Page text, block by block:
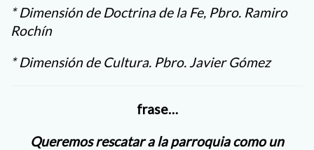
* Dimensión de Doctrina de la Fe, Pbro. Ramiro
Rochín
* Dimensión de Cultura. Pbro. Javier Gómez
frase…
Queremos rescatar a la parroquia como un